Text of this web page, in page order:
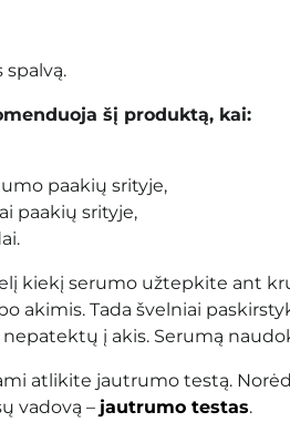
šį produktą, kai:
paakių srityje,
paakių srityje,
kiekį serumo užtepkite ant
akimis. Tada švelniai
į akis. Serumą
atlikite jautrumo testą.
vadovą – jautrumo testas.